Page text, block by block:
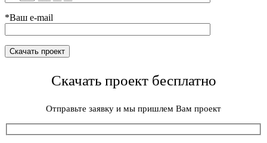
*Ваш e-mail
Скачать проект бесплатно
Отправьте заявку и мы пришлем Вам проект